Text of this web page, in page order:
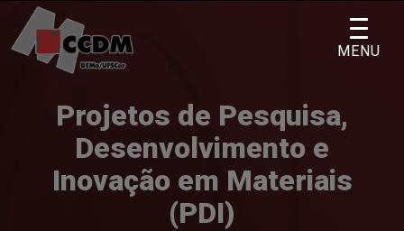
content
Projetos de Pesquisa,
Desenvolvimento e
Inovação em Materiais
(PDI)
MENU